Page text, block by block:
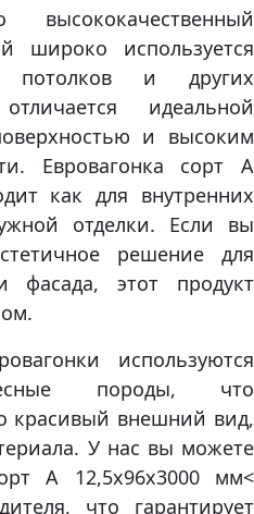
широко используется
потолков и других
идеальной
и высоким
Евровагонка сорт А
как для внутренних
отделки. Если вы
решение для
фасада, этот продукт
используются
породы, что
красивый внешний вид,
У нас вы можете
А 12,5х96х3000 мм<
что гарантирует